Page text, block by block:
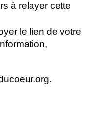
à relayer cette
le lien de votre